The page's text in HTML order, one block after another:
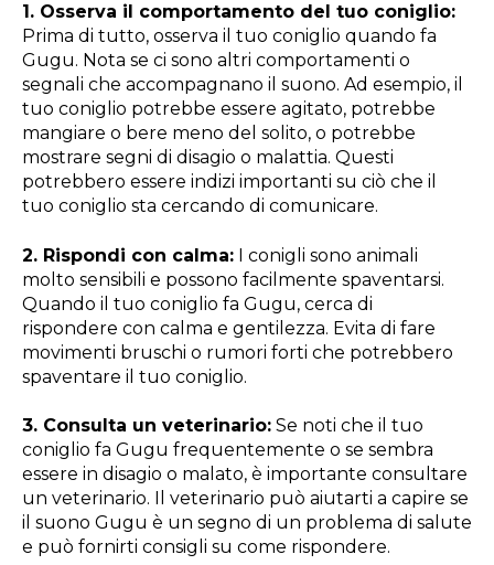
1. Osserva il comportamento del tuo coniglio:
Prima di tutto, osserva il tuo coniglio quando fa
Gugu. Nota se ci sono altri comportamenti o
segnali che accompagnano il suono. Ad esempio, il
tuo coniglio potrebbe essere agitato, potrebbe
mangiare o bere meno del solito, o potrebbe
mostrare segni di disagio o malattia. Questi
potrebbero essere indizi importanti su ciò che il
tuo coniglio sta cercando di comunicare.
2. Rispondi con calma: I conigli sono animali
molto sensibili e possono facilmente spaventarsi.
Quando il tuo coniglio fa Gugu, cerca di
rispondere con calma e gentilezza. Evita di fare
movimenti bruschi o rumori forti che potrebbero
spaventare il tuo coniglio.
3. Consulta un veterinario: Se noti che il tuo
coniglio fa Gugu frequentemente o se sembra
essere in disagio o malato, è importante consultare
un veterinario. Il veterinario può aiutarti a capire se
il suono Gugu è un segno di un problema di salute
e può fornirti consigli su come rispondere.